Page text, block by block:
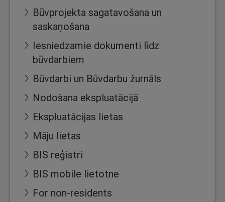
Būvprojekta sagatavošana un
saskaņošana
Iesniedzamie dokumenti līdz
būvdarbiem
Būvdarbi un Būvdarbu žurnāls
Nodošana ekspluatācijā
Ekspluatācijas lietas
Māju lietas
BIS reģistri
BIS mobile lietotne
For non-residents